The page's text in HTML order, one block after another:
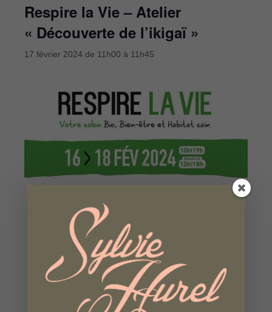
Respire la Vie – Atelier
« Découverte de l’ikigaï »
17 février 2024 de 11h00 à 11h45